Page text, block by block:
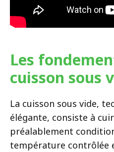
Les
cuisson sous
La cuisson sous vide,
élégante, consiste à
préalablement
température contrôlée